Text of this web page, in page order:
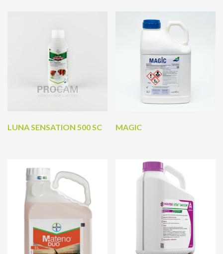
LUNA SENSATION 500 SC MAGIC